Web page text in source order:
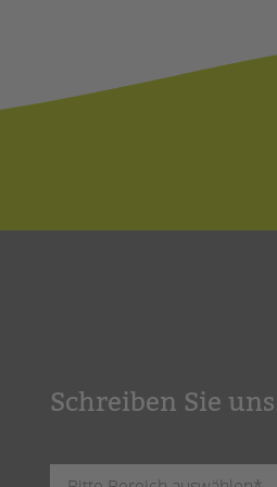
Schreiben Sie